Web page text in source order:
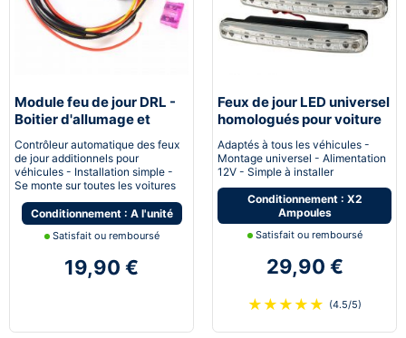
Module feu de jour DRL -
Boitier d'allumage et
extinction automatique
pour feux de jour Led
Contrôleur automatique des feux
de jour additionnels pour
véhicules - Installation simple -
Se monte sur toutes les voitures
Conditionnement : A l'unité
Satisfait ou remboursé
19,90 €
Feux de jour LED universel
homologués pour voiture
moto quad
Adaptés à tous les véhicules -
Montage universel - Alimentation
12V - Simple à installer
Conditionnement : X2
Ampoules
Satisfait ou remboursé
29,90 €
★ ★ ★ ★ ★ (4.5/5)